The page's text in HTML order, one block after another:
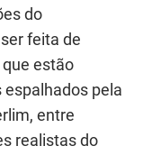
do
feita de
estão
pela
entre
realistas do